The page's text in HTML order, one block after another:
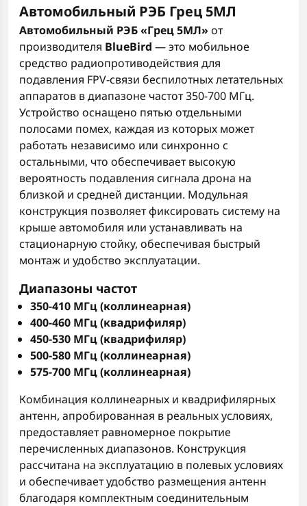
Автомобильный РЭБ Грец 5MЛ
Автомобильный РЭБ «Грец 5МЛ» от
производителя BlueBird — это мобильное
средство радиопротиводействия для
подавления FPV-связи беспилотных летательных
аппаратов в диапазоне частот 350-700 МГц.
Устройство оснащено пятью отдельными
полосами помех, каждая из которых может
работать независимо или синхронно с
остальными, что обеспечивает высокую
вероятность подавления сигнала дрона на
близкой и средней дистанции. Модульная
конструкция позволяет фиксировать систему на
крыше автомобиля или устанавливать на
стационарную стойку, обеспечивая быстрый
монтаж и удобство эксплуатации.
Диапазоны частот
350-410 МГц (коллинеарная)
400-460 МГц (квадрифиляр)
450-530 МГц (квадрифиляр)
500-580 МГц (коллинеарная)
575-700 МГц (коллинеарная)
Комбинация коллинеарных и квадрифилярных
антенн, апробированная в реальных условиях,
предоставляет равномерное покрытие
перечисленных диапазонов. Конструкция
рассчитана на эксплуатацию в полевых условиях
и обеспечивает удобство размещения антенн
благодаря комплектным соединительным